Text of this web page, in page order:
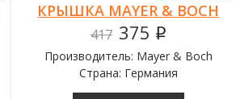
КРЫШКА MAYER & BOCH
417 375 q
Производитель: Mayer & Boch
Страна: Германия